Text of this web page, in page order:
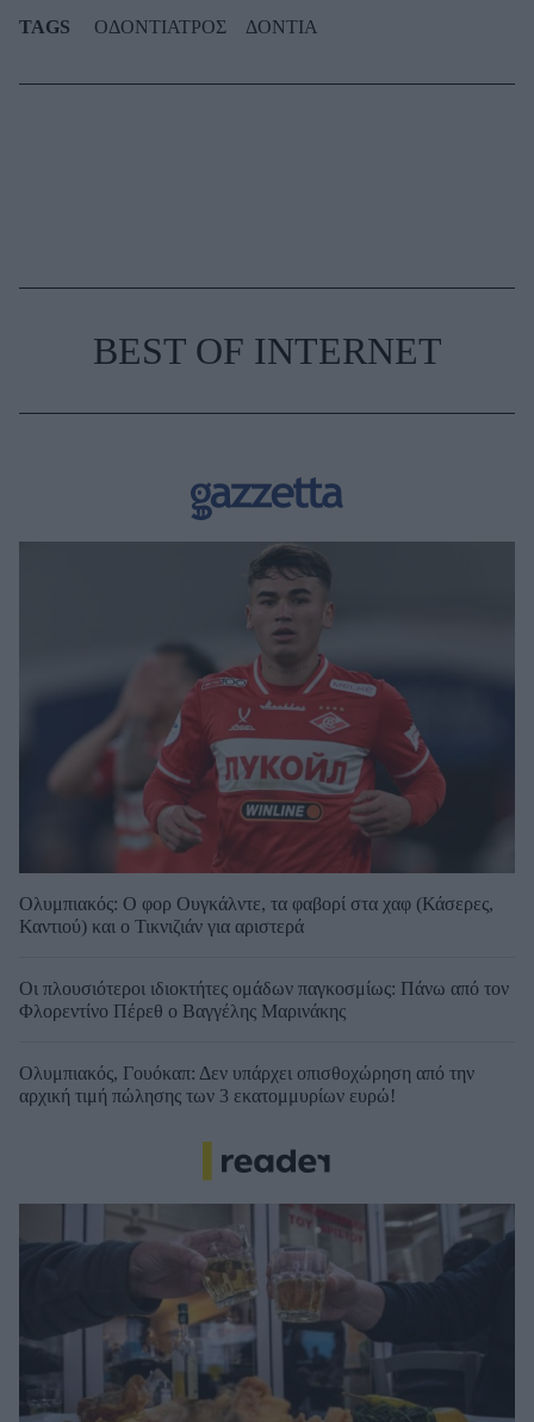
TAGS ΟΔΟΝΤΙΑΤΡΟΣ ΔΟΝΤΙΑ
BEST OF INTERNET
Ολυμπιακός: Ο φορ Ουγκάλντε, τα φαβορί στα χαφ (Κάσερες,
Καντιού) και ο Τικνιζιάν για αριστερά
Οι πλουσιότεροι ιδιοκτήτες ομάδων παγκοσμίως: Πάνω από τον
Φλορεντίνο Πέρεθ ο Βαγγέλης Μαρινάκης
Ολυμπιακός, Γουόκαπ: Δεν υπάρχει οπισθοχώρηση από την
αρχική τιμή πώλησης των 3 εκατομμυρίων ευρώ!